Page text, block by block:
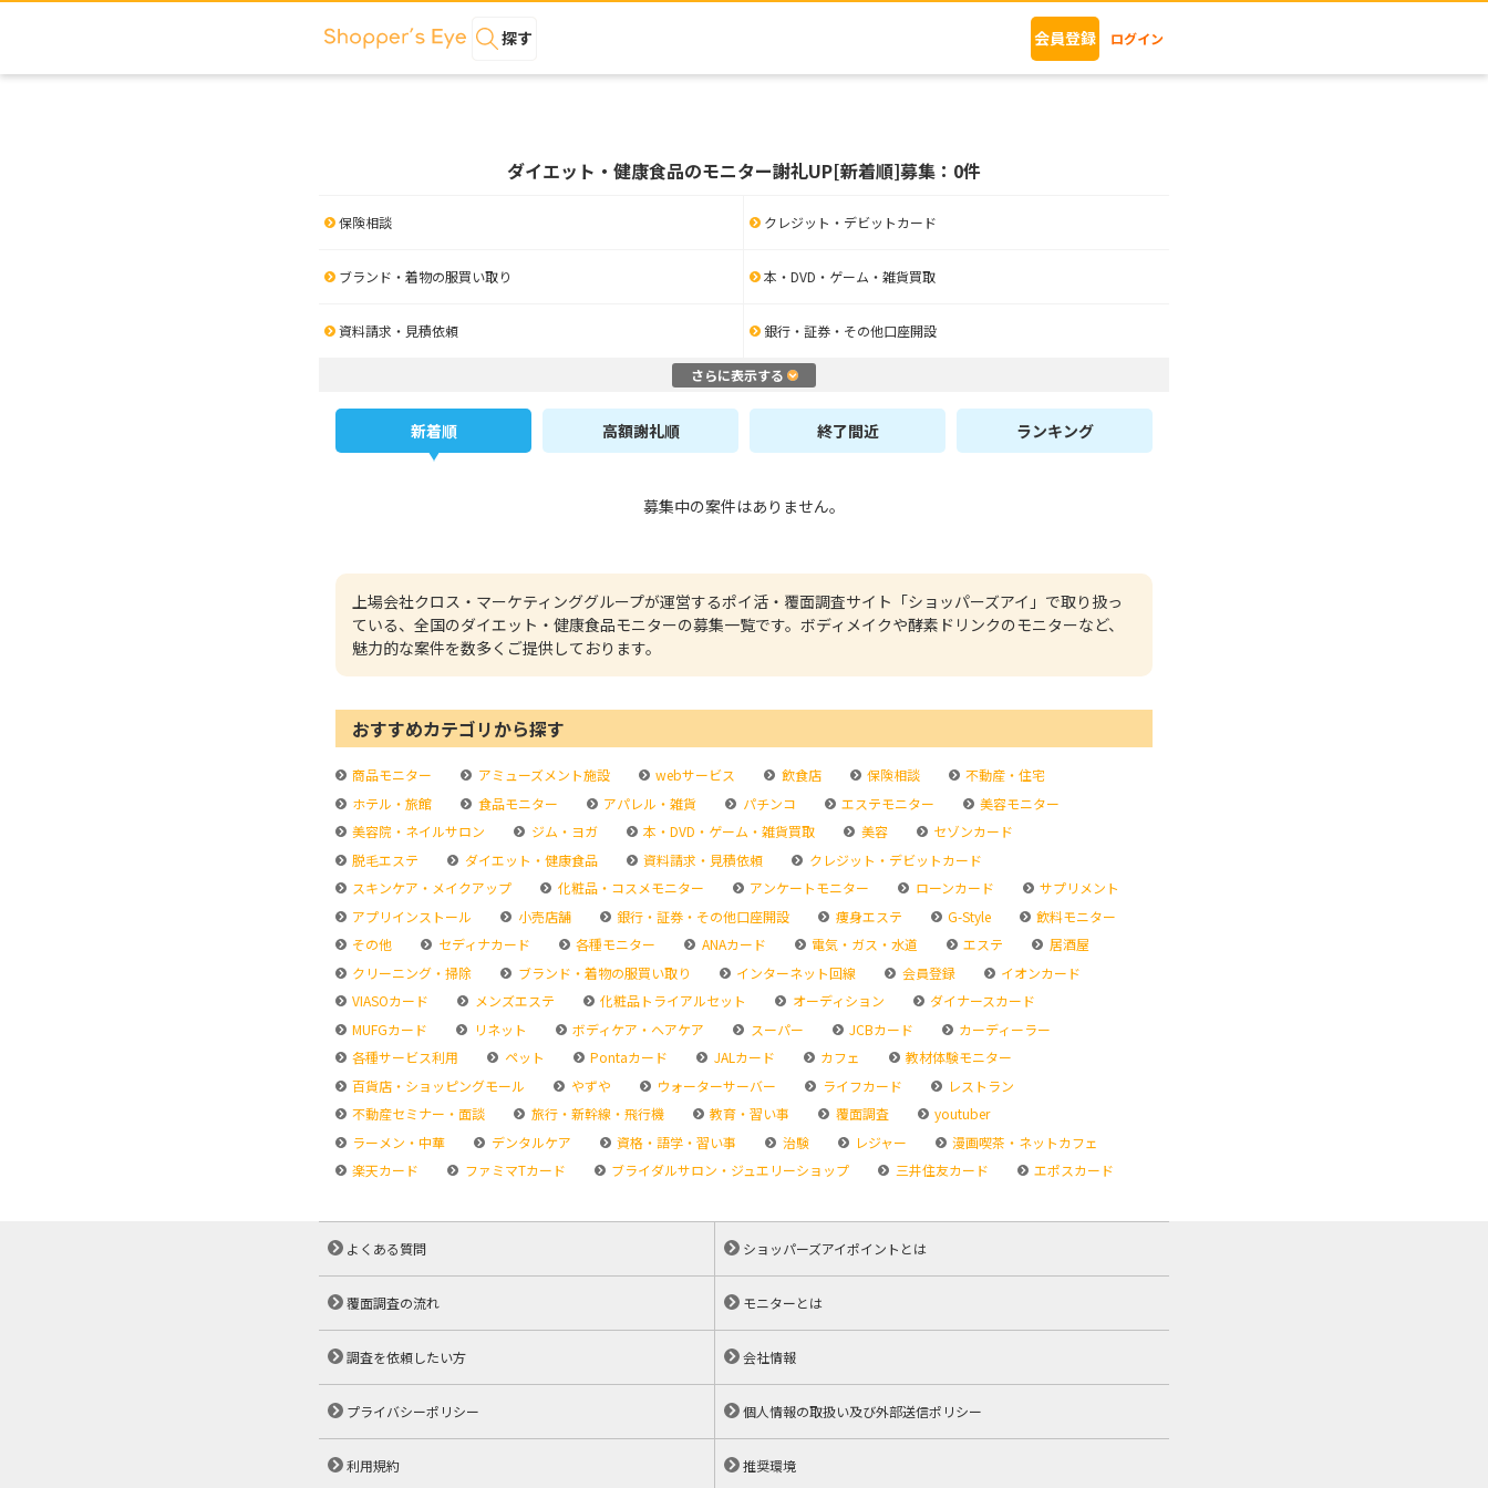
探す 会員登録 ログイン
ダイエット・健康食品のモニター謝礼UP[新着順]募集：0件
保険相談 クレジット・デビットカード
ブランド・着物の服買い取り 本・DVD・ゲーム・雑貨買取
資料請求・見積依頼 銀行・証券・その他口座開設
さらに表示する
新着順 高額謝礼順 終了間近 ランキング
募集中の案件はありません。
上場会社クロス・マーケティンググループが運営するポイ活・覆面調査サイト「ショッパーズアイ」で取り扱っ
ている、全国のダイエット・健康食品モニターの募集一覧です。ボディメイクや酵素ドリンクのモニターなど、
魅力的な案件を数多くご提供しております。
おすすめカテゴリから探す
商品モニター アミューズメント施設 webサービス 飲食店 保険相談
不動産・住宅
ホテル・旅館
食品モニター アパレル・雑貨 パチンコ エステモニター
美容モニター
美容院・ネイルサロン
ジム・ヨガ 本・DVD・ゲーム・雑貨買取 美容
セゾンカード
脱毛エステ
ダイエット・健康食品 資料請求・見積依頼
クレジット・デビットカード
スキンケア・メイクアップ
化粧品・コスメモニター アンケートモニター ローンカード
サプリメント
アプリインストール
小売店舗 銀行・証券・その他口座開設 痩身エステ G-Style
飲料モニター
その他
セディナカード 各種モニター ANAカード 電気・ガス・水道 エステ
居酒屋
クリーニング・掃除
ブランド・着物の服買い取り インターネット回線 会員登録
イオンカード
VIASOカード
メンズエステ 化粧品トライアルセット オーディション
ダイナースカード
MUFGカード
リネット ボディケア・ヘアケア スーパー JCBカード
カーディーラー
各種サービス利用
ペット Pontaカード JALカード カフェ
教材体験モニター
百貨店・ショッピングモール
やずや ウォーターサーバー ライフカード
レストラン
不動産セミナー・面談
旅行・新幹線・飛行機 教育・習い事 覆面調査
youtuber
ラーメン・中華
デンタルケア 資格・語学・習い事 治験 レジャー
漫画喫茶・ネットカフェ
楽天カード
ファミマTカード ブライダルサロン・ジュエリーショップ 三井住友カード エポスカード
よくある質問 ショッパーズアイポイントとは
覆面調査の流れ モニターとは
調査を依頼したい方 会社情報
プライバシーポリシー 個人情報の取扱い及び外部送信ポリシー
利用規約 推奨環境